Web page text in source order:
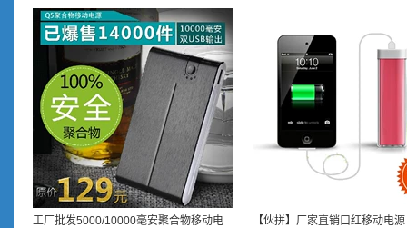
工厂批发5000/10000毫安聚合物移动电
【伙拼】厂家直销口红移动电